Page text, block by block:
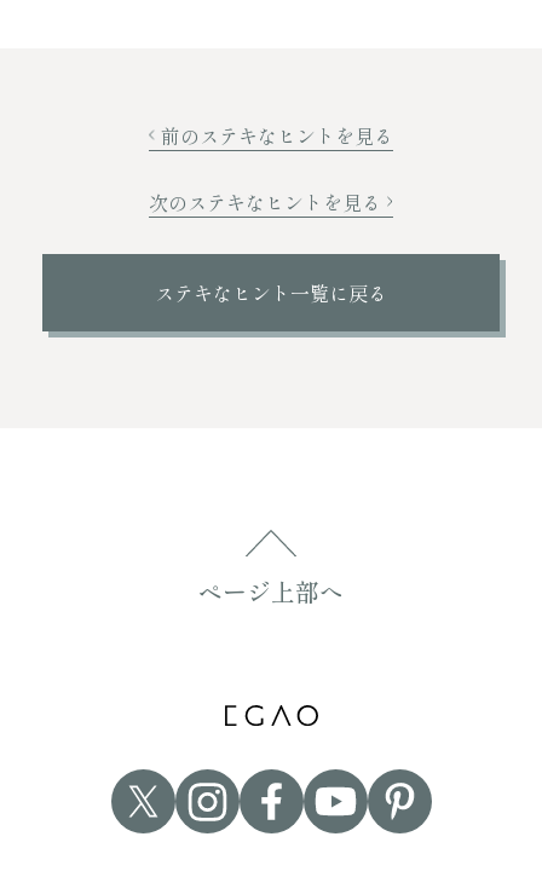
前のステキなヒントを見る
次のステキなヒントを見る
ステキなヒント一覧に戻る
ページ上部へ